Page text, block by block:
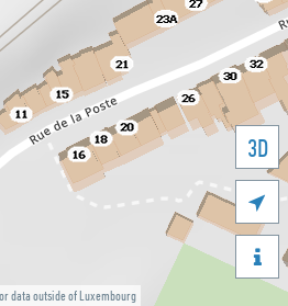
data outside of Luxembourg
3D

